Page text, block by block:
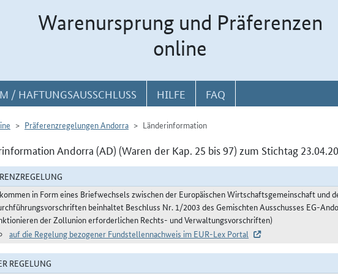
Warenursprung und Präferenzen
online
/ HAFTUNGSAUSSCHLUSS HILFE FAQ
Präferenzregelungen Andorra Länderinformation
Andorra (AD) (Waren der Kap. 25 bis 97) zum Stichtag
in Form eines Briefwechsels zwischen der Europäischen Wirtschaftsgemeinschaft und
beinhaltet Beschluss Nr. 1/2003 des Gemischten Ausschusses EG-
der Zollunion erforderlichen Rechts- und Verwaltungsvorschriften)
auf die Regelung bezogener Fundstellennachweis im EUR-Lex Portal
REGELUNG